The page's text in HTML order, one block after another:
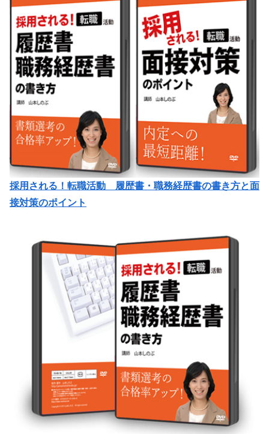
採用される！転職活動 履歴書・職務経歴書の書き方と面
接対策のポイント